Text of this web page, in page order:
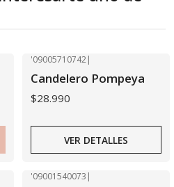
'09005710742|
Candelero Pompeya
$28.990
VER DETALLES
'09001540073 |